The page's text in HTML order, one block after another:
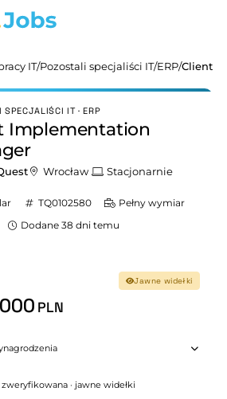
IT/Pozostali specjaliści IT/ERP/Client
SPECJALIŚCI IT · ERP
Implementation
Wrocław Stacjonarnie
TQ0102580
Pełny wymiar
Dodane 38 dni temu
Jawne widełki
PLN
· jawne widełki